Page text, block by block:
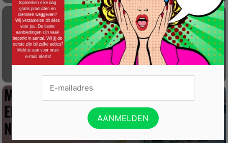
Gratis Princess elektrische kachel t.w.v. €